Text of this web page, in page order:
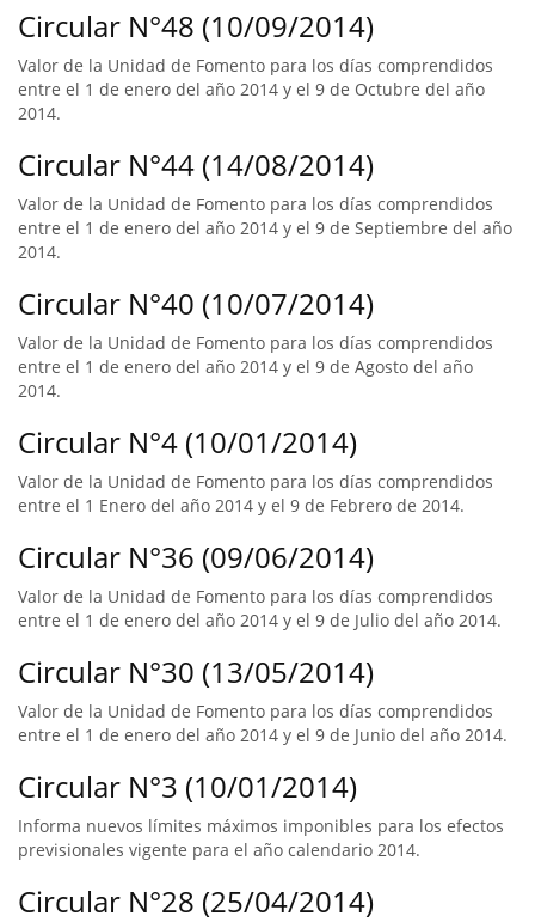
Circular N°48 (10/09/2014)
Valor de la Unidad de Fomento para los días comprendidos
entre el 1 de enero del año 2014 y el 9 de Octubre del año
2014.
Circular N°44 (14/08/2014)
Valor de la Unidad de Fomento para los días comprendidos
entre el 1 de enero del año 2014 y el 9 de Septiembre del año
2014.
Circular N°40 (10/07/2014)
Valor de la Unidad de Fomento para los días comprendidos
entre el 1 de enero del año 2014 y el 9 de Agosto del año
2014.
Circular N°4 (10/01/2014)
Valor de la Unidad de Fomento para los días comprendidos
entre el 1 Enero del año 2014 y el 9 de Febrero de 2014.
Circular N°36 (09/06/2014)
Valor de la Unidad de Fomento para los días comprendidos
entre el 1 de enero del año 2014 y el 9 de Julio del año 2014.
Circular N°30 (13/05/2014)
Valor de la Unidad de Fomento para los días comprendidos
entre el 1 de enero del año 2014 y el 9 de Junio del año 2014.
Circular N°3 (10/01/2014)
Informa nuevos límites máximos imponibles para los efectos
previsionales vigente para el año calendario 2014.
Circular N°28 (25/04/2014)